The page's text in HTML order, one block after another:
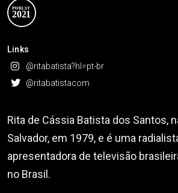
Links
@ritabatista?hl=pt-br
@ritabatistacom
Rita de Cássia Batista dos Santos,
Salvador, em 1979, e é uma
apresentadora de televisão
no Brasil.